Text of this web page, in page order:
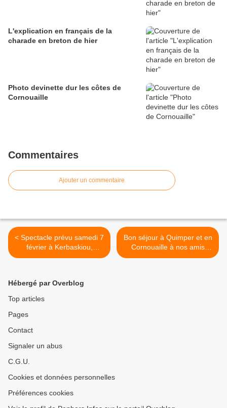
L'explication en français de la
charade en breton de hier
Photo devinette dur les côtes de
Cornouaille
Commentaires
Ajouter un commentaire
< Spectacle prévu samedi 7
février à Kerbaskiou,
Pluguffan (communiqué)
Bon séjour à Quimper et en
Cornouaille à nos amis
Basques ! >
Hébergé par Overblog
Top articles
Pages
Contact
Signaler un abus
C.G.U.
Cookies et données personnelles
Préférences cookies